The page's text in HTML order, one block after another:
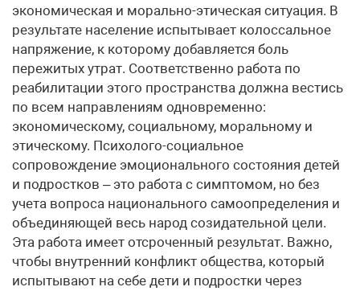
экономическая и морально-этическая ситуация. В
результате население испытывает колоссальное
напряжение, к которому добавляется боль
пережитых утрат. Соответственно работа по
реабилитации этого пространства должна вестись
по всем направлениям одновременно:
экономическому, социальному, моральному и
этическому. Психолого-социальное
сопровождение эмоционального состояния детей
и подростков – это работа с симптомом, но без
учета вопроса национального самоопределения и
объединяющей весь народ созидательной цели.
Эта работа имеет отсроченный результат. Важно,
чтобы внутренний конфликт общества, который
испытывают на себе дети и подростки через